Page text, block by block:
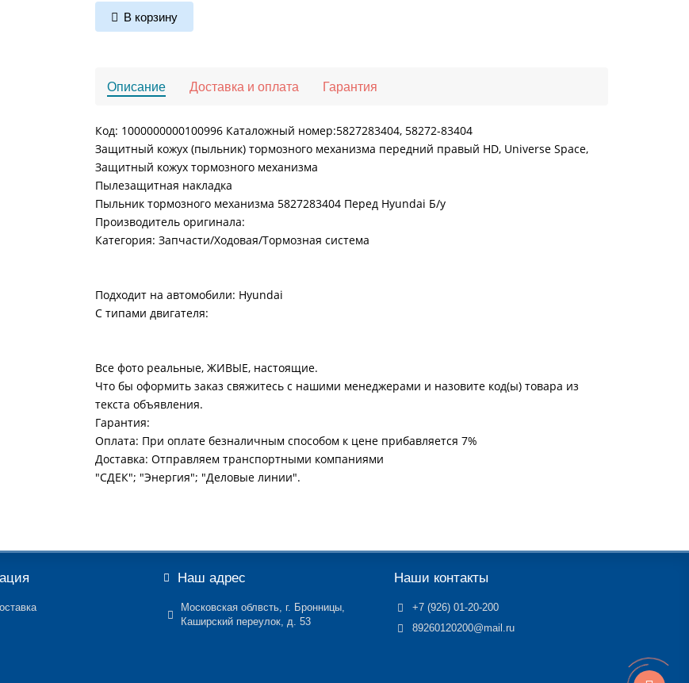
В корзину
Описание Доставка и оплата Гарантия
Код: 1000000000100996 Каталожный номер:5827283404, 58272-83404
Защитный кожух (пыльник) тормозного механизма передний правый HD, Universe Space,
Защитный кожух тормозного механизма
Пылезащитная накладка
Пыльник тормозного механизма 5827283404 Перед Hyundai Б/у
Производитель оригинала:
Категория: Запчасти/Ходовая/Тормозная система
Подходит на автомобили: Hyundai
С типами двигателя:
Все фото реальные, ЖИВЫЕ, настоящие.
Что бы оформить заказ свяжитесь с нашими менеджерами и назовите код(ы) товара из
текста объявления.
Гарантия:
Оплата: При оплате безналичным способом к цене прибавляется 7%
Доставка: Отправляем транспортными компаниями
"СДЕК"; "Энергия"; "Деловые линии".
Наш адрес
Московская облвсть, г. Бронницы,
Каширский переулок, д. 53
Наши контакты
+7 (926) 01-20-200
89260120200@mail.ru